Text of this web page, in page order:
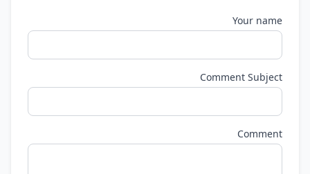
Your name
Comment Subject
Comment